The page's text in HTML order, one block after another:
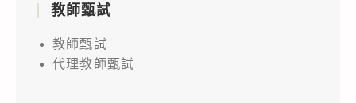
教師甄試
教師甄試
代理教師甄試